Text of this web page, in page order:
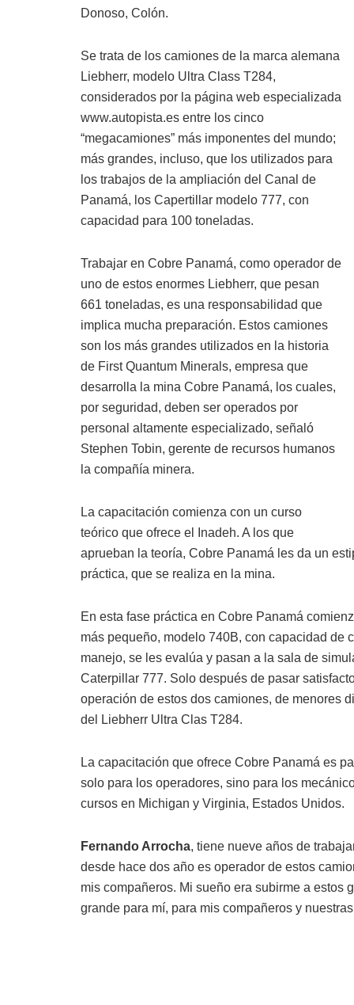
Donoso, Colón.
Se trata de los camiones de la marca alemana
Liebherr, modelo Ultra Class T284,
considerados por la página web especializada
www.autopista.es entre los cinco
“megacamiones” más imponentes del mundo;
más grandes, incluso, que los utilizados para
los trabajos de la ampliación del Canal de
Panamá, los Capertillar modelo 777, con
capacidad para 100 toneladas.
Trabajar en Cobre Panamá, como operador de
uno de estos enormes Liebherr, que pesan
661 toneladas, es una responsabilidad que
implica mucha preparación. Estos camiones
son los más grandes utilizados en la historia
de First Quantum Minerals, empresa que
desarrolla la mina Cobre Panamá, los cuales,
por seguridad, deben ser operados por
personal altamente especializado, señaló
Stephen Tobin, gerente de recursos humanos
la compañía minera.
La capacitación comienza con un curso
teórico que ofrece el Inadeh. A los que
aprueban la teoría, Cobre Panamá les da un
práctica, que se realiza en la mina.
En esta fase práctica en Cobre Panamá
más pequeño, modelo 740B, con capacidad de
manejo, se les evalúa y pasan a la sala de
Caterpillar 777. Solo después de pasar
operación de estos dos camiones, de menores
del Liebherr Ultra Clas T284.
La capacitación que ofrece Cobre Panamá es
solo para los operadores, sino para los
cursos en Michigan y Virginia, Estados Unidos.
Fernando Arrocha, tiene nueve años de
desde hace dos año es operador de estos
mis compañeros. Mi sueño era subirme a estos
grande para mí, para mis compañeros y